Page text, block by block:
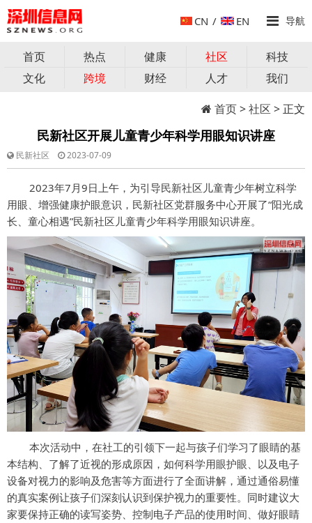
CN / EN 导航
首页 热点 健康 社区
科技
文化
跨境 财经 人才
我们
首页>社区 > 正文
民新社区开展儿童青少年科学用眼知识讲座
民新社区 2023-07-09
2023年7月9日上午， 为引导民新社区儿童青少年树立科学
用眼、增强健康护眼意识，民新社区党群服务中心开展了“阳光成
长、童心相遇”民新社区儿童青少年科学用眼知识讲座。
本次活动中，在社工的引领下一起与孩子们学习了眼睛的基
本结构、了解了近视的形成原因，如何科学用眼护眼、以及电子
设备对视力的影响及危害等方面进行了全面讲解，通过通俗易懂
的真实案例让孩子们深刻认识到保护视力的重要性。同时建议大
家要保持正确的读写姿势、控制电子产品的使用时间、做好眼睛